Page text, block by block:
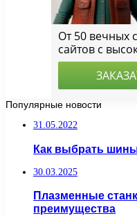
Популярные новости
31.05.2022
Как выбрать
30.03.2025
Плазменные
преимущества